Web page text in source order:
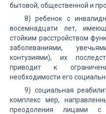
бытовой, общественной и
8) ребенок с
восемнадцати лет,
стойким расстройством
заболеваниями,
контузиями), их
приводит к
необходимости его
9) социальная
комплекс мер,
преодоления лицами с